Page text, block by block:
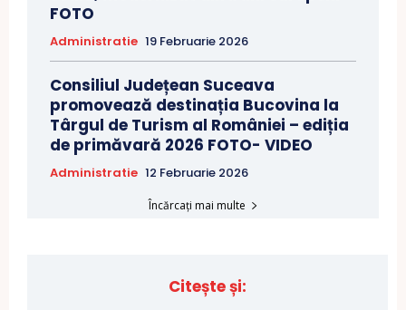
FOTO
Administratie 19 Februarie 2026
Consiliul Județean Suceava
promovează destinația Bucovina la
Târgul de Turism al României – ediția
de primăvară 2026 FOTO- VIDEO
Administratie 12 Februarie 2026
Încărcați mai multe
Citește și: